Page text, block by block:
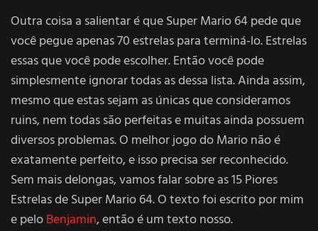
Outra coisa a salientar é que Super Mario 64 pede que
você pegue apenas 70 estrelas para terminá-lo. Estrelas
essas que você pode escolher. Então você pode
simplesmente ignorar todas as dessa lista. Ainda assim,
mesmo que estas sejam as únicas que consideramos
ruins, nem todas são perfeitas e muitas ainda possuem
diversos problemas. O melhor jogo do Mario não é
exatamente perfeito, e isso precisa ser reconhecido.
Sem mais delongas, vamos falar sobre as 15 Piores
Estrelas de Super Mario 64. O texto foi escrito por mim
e peloBenjamin, então é um texto nosso.